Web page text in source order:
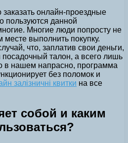
онлайн-проездные
пользуются данной
Многие люди попросту не
выполнить покупку.
что, заплатив свои деньги,
талон, а всего лишь
в нашем напрасно, программа
без поломок и
залізничні квитки на все
собой и каким